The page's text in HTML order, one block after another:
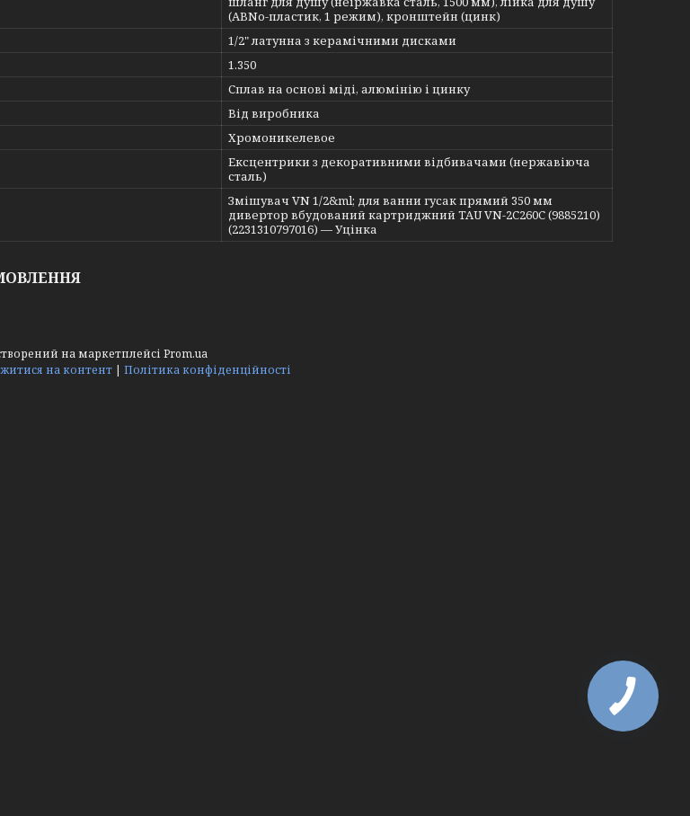
(АВNo-пластик, 1 режим), кронштейн (цинк)
1/2" латунна з керамічними дисками
1.350
Сплав на основі міді, алюмінію і цинку
Від виробника
Хромоникелевое
Ексцентрики з декоративними відбивачами (нержавіюча
сталь)
Змішувач VN 1/2&ml; для ванни гусак прямий 350 мм
дивертор вбудований картриджний TAU VN-2C260C (9885210)
(2231310797016) — Уцінка
на маркетплейсі Prom.ua
на контент | Політика конфіденційності